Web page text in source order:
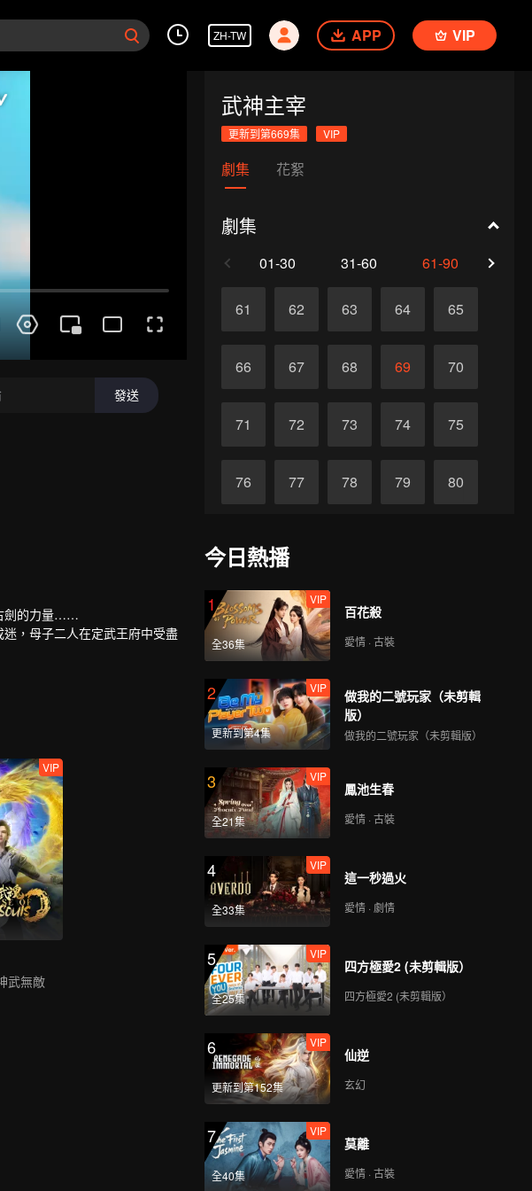
ZH-TW APP VIP
發送
武神主宰
更新到第669集 VIP
劇集 花絮
劇集
01-30 31-60 61-90
61 62 63 64 65
66 67 68 69 70
71 72 73 74 75
76 77 78 79 80
86 87
劍的力量……
，母子二人在定武王府中受盡
VIP
武無敵
今日熱播
1
全36集
VIP
百花殺
愛情 · 古裝
2
更新到第4集
VIP
做我的二號玩家（未剪輯
版）
做我的二號玩家（未剪輯版）
3
全21集
VIP
鳳池生春
愛情 · 古裝
4
全33集
VIP
這一秒過火
愛情 · 劇情
5
全25集
VIP
四方極愛2 (未剪輯版）
四方極愛2 (未剪輯版）
6
更新到第152集
VIP
仙逆
玄幻
7
全40集
VIP
莫離
愛情 · 古裝